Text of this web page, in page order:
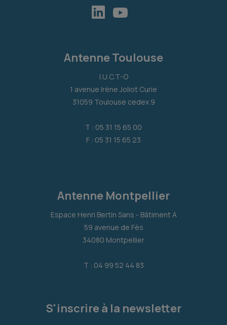
Antenne Toulouse
I.U.C.T-O
1 avenue Irène Joliot Curie
31059 Toulouse cedex 9
T : 05 31 15 65 00
F : 05 31 15 65 23
Antenne Montpellier
Espace Henri Bertin Sans - Bâtiment A
59 avenue de Fès
34080 Montpellier
T : 04 99 52 44 83
S'inscrire à la newsletter